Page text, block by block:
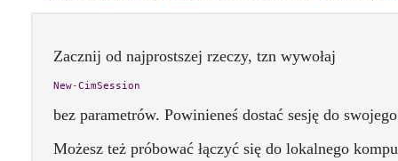
Zacznij od najprostszej rzeczy, tzn wywołaj
New-CimSession
bez parametrów. Powinieneś dostać sesję do
Możesz też próbować łączyć się do lokalnego